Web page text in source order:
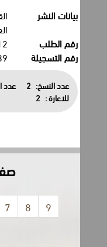
بيانات النشر
رقم الطلب
رقم التسجيلة
2289
عدد النسخ: 2 عدد النسخ
للاعارة :
2
صفحة 4 من 23